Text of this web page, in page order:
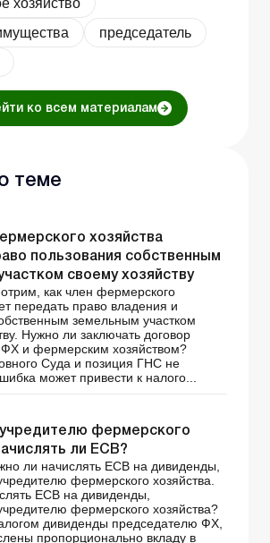
хозяйство
председатель
ко всем материалам
теме
хозяйства
пользования собственным
своему хозяйству
как член фермерского
передать право владения и
земельным участком
Нужно ли заключать договор
и фермерским хозяйством?
Суда и позиция ГНС не
может привести к налого...
фермерского
ли ЕСВ?
ли начислять ЕСВ на дивиденды,
фермерского хозяйства.
ЕСВ на дивиденды,
фермерского хозяйства?
дивиденды председателю ФХ,
пропорционально вкладу в